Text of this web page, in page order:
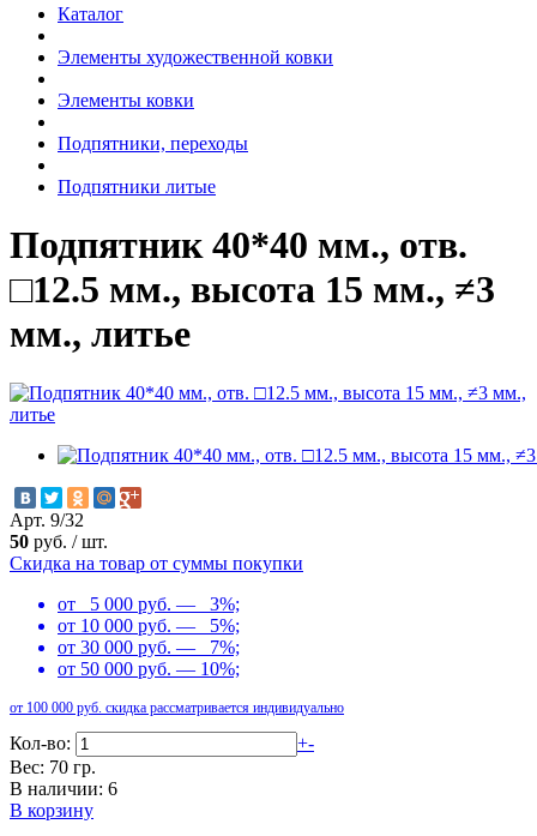
Каталог
Элементы художественной ковки
Элементы ковки
Подпятники, переходы
Подпятники литые
Подпятник 40*40 мм., отв.
□12.5 мм., высота 15 мм., ≠3
мм., литье
Арт. 9/32
50 руб. /шт.
Скидка на товар от суммы покупки
от 5 000 руб. — 3%;
от 10 000 руб. — 5%;
от 30 000 руб. — 7%;
от 50 000 руб. — 10%;
от 100 000 руб. скидка рассматривается индивидуально
Кол-во: +-
Вес: 70 гр.
В наличии: 6
В корзину